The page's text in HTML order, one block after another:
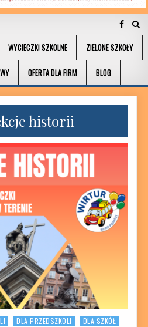
WYCIECZKI SZKOLNE ZIELONE SZKOŁY
OFERTA DLA FIRM BLOG
historii
DLA PRZEDSZKOLI
DLA SZKÓŁ